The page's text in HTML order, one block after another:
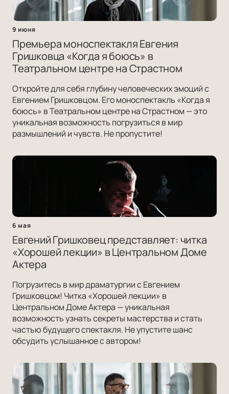
9 июня
Премьера моноспектакля Евгения
Гришковца «Когда я боюсь» в
Театральном центре на Страстном
Откройте для себя глубину человеческих эмоций с
Евгением Гришковцом. Его моноспектакль «Когда я
боюсь» в Театральном центре на Страстном — это
уникальная возможность погрузиться в мир
размышлений и чувств. Не пропустите!
6 мая
Евгений Гришковец представляет: читка
«Хорошей лекции» в Центральном Доме
Актера
Погрузитесь в мир драматургии с Евгением
Гришковцом! Читка «Хорошей лекции» в
Центральном Доме Актера — уникальная
возможность узнать секреты мастерства и стать
частью будущего спектакля. Не упустите шанс
обсудить услышанное с автором!